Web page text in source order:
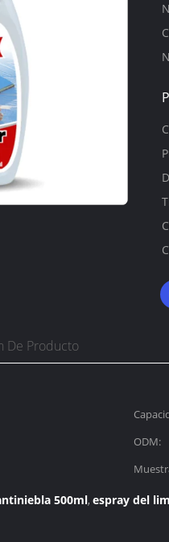
De Producto
ODM:
500ml, espray del